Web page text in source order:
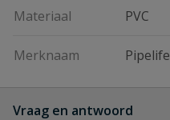
Materiaal PVC
Merknaam Pipelife
Vraag en antwoord